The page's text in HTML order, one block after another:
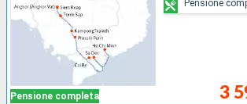
Pensione completa 3
Pensione